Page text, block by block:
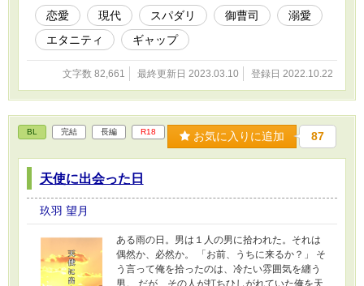
タイプ。恋愛経験がないわけではありませ
ん！ ただちょっと最近ご無沙汰なだけ。 こ
んな軽いノリのラブコメです。Ｒシーンには＊
(2022.9.11〜10.22) ベリーズカフェにも転載し
開始。
恋愛 現代 スパダリ 御曹司
溺愛
エタニティ
ギャップ
文字数 82,661 最終更新日 2023.03.10 登録日 2022.10.22
BL 完結 長編 R18 お気に入りに追加 87
天使に出会った日
玖羽 望月
ある雨の日。男は１人の男に拾われた。それは
偶然か、必然か。 「お前、うちに来るか？」 そ
う言って俺を拾ったのは、冷たい雰囲気を纏う
男。 だが、その人が打ちひしがれていた俺を天